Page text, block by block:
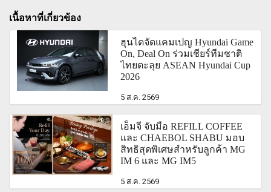
เนื้อหาที่เกี่ยวข้อง
ฮุนไดจัดแคมเปญ Hyundai Game
On, Deal On ร่วมเชียร์ทีมชาติ
ไทยตะลุย ASEAN Hyundai Cup
2026
5 ส.ค. 2569
เอ็มจี จับมือ REFILL COFFEE
และ CHAEBOL SHABU มอบ
สิทธิสุดพิเศษสำหรับลูกค้า MG
IM 6 และ MG IM5
5 ส.ค. 2569